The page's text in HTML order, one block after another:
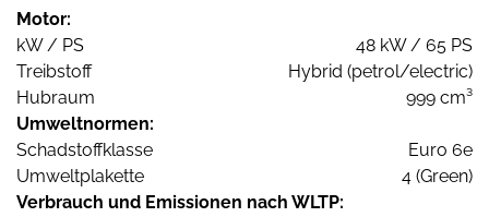
Motor:
kW / PS
48 kW / 65 PS
Treibstoff
Hybrid (petrol/electric)
Hubraum
999 cm³
Umweltnormen:
Schadstoffklasse
Euro 6e
Umweltplakette
4 (Green)
Verbrauch und Emissionen nach WLTP: